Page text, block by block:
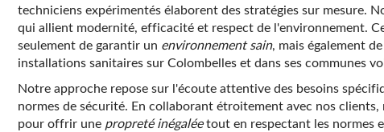
techniciens expérimentés élaborent des stratégies sur mesure.
qui allient modernité, efficacité et respect de l'environnement.
seulement de garantir un environnement sain, mais également
installations sanitaires sur Colombelles et dans ses communes
Notre approche repose sur l'écoute attentive des besoins
normes de sécurité. En collaborant étroitement avec nos
pour offrir une propreté inégaléetout en respectant les normes